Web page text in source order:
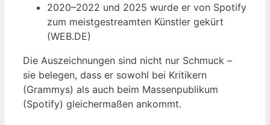
2020–2022 und 2025 wurde er von Spotify
zum meistgestreamten Künstler gekürt
(WEB.DE)
Die Auszeichnungen sind nicht nur Schmuck –
sie belegen, dass er sowohl bei Kritikern
(Grammys) als auch beim Massenpublikum
(Spotify) gleichermaßen ankommt.